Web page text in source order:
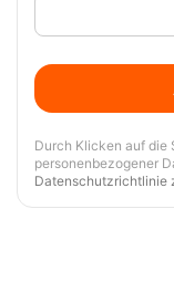
Durch Klicken auf die
personenbezogener
Datenschutzrichtlinie